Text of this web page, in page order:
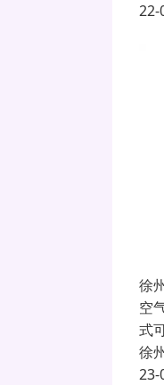
22-
徐
空
式
徐
23-